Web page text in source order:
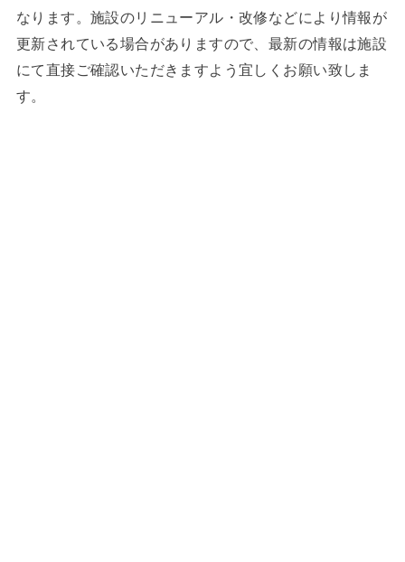
なります。施設のリニューアル・改修などにより情報が
更新されている場合がありますので、最新の情報は施設
にて直接ご確認いただきますよう宜しくお願い致しま
す。